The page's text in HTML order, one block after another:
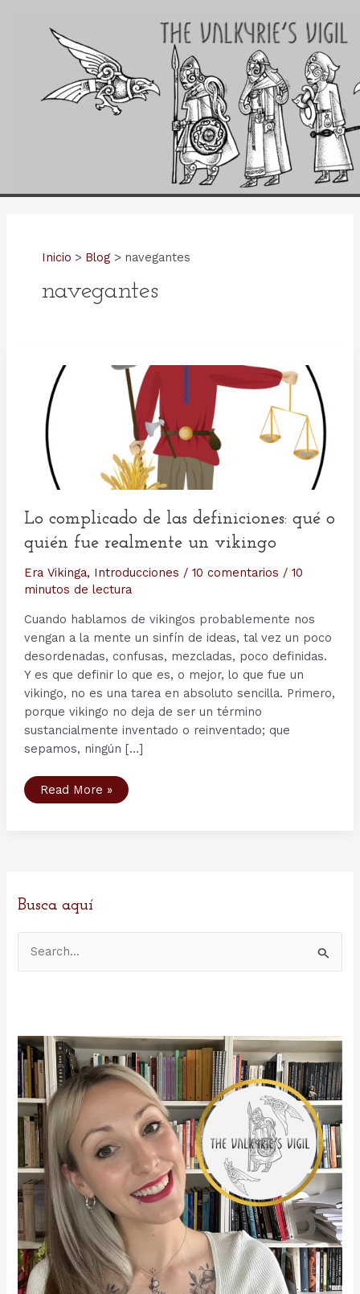
Inicio Blog navegantes
navegantes
Lo complicado de las definiciones: qué o
quién fue realmente un vikingo
Era Vikinga, Introducciones / 10 comentarios / 10
minutos de lectura
Cuando hablamos de vikingos probablemente nos
vengan a la mente un sinfín de ideas, tal vez un poco
desordenadas, confusas, mezcladas, poco definidas.
Y es que definir lo que es, o mejor, lo que fue un
vikingo, no es una tarea en absoluto sencilla. Primero,
porque vikingo no deja de ser un término
sustancialmente inventado o reinventado; que
sepamos, ningún […]
Lo
complicado
un
vikingo
Read More »
Busca aquí
r
p
o
r
: